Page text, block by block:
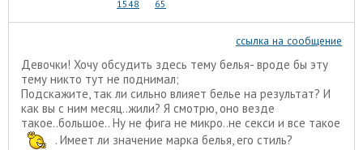
1548 65
ссылка на сообщение
Девочки! Хочу обсудить здесь тему белья- вроде бы эту
тему никто тут не поднимал;
Подскажите, так ли сильно влияет белье на результат? И
как вы с ним месяц..жили? Я смотрю, оно везде
такое..большое.. Ну не фига не микро..не секси и все такое
. Имеет ли значение марка белья, его стиль?